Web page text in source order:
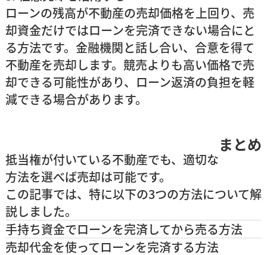
ローンの残高が不動産の売却価格を上回り、売
却資金だけではローンを完済できない場合にと
る方法です。金融機関と話し合い、合意を得て
不動産を売却します。競売よりも高い価格で売
却できる可能性があり、ローン返済の負担を軽
減できる場合があります。
まとめ
抵当権が付いている不動産でも、適切な
方法を選べば売却は可能です。
この記事では、特に以下の3つの方法について解
説しました。
手持ち資金でローンを完済してから売る方法
売却代金を使ってローンを完済する方法